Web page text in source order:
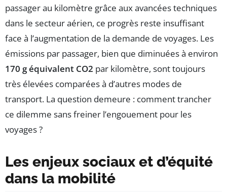
passager au kilomètre grâce aux avancées techniques
dans le secteur aérien, ce progrès reste insuffisant
face à l’augmentation de la demande de voyages. Les
émissions par passager, bien que diminuées à environ
170 g équivalent CO2 par kilomètre, sont toujours
très élevées comparées à d’autres modes de
transport. La question demeure : comment trancher
ce dilemme sans freiner l’engouement pour les
voyages ?
Les enjeux sociaux et d’équité
dans la mobilité